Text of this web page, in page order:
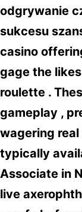
odgrywanie
sukcesu
casino
gage the
roulette .
gameplay ,
wagering real
typically
Associate in
live